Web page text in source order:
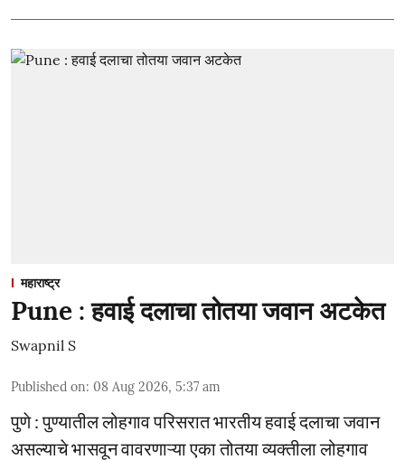
महाराष्ट्र
Pune : हवाई दलाचा तोतया जवान अटकेत
Swapnil S
Published on: 08 Aug 2026, 5:37 am
पुणे : पुण्यातील लोहगाव परिसरात भारतीय हवाई दलाचा जवान
असल्याचे भासवून वावरणाऱ्या एका तोतया व्यक्तीला लोहगाव